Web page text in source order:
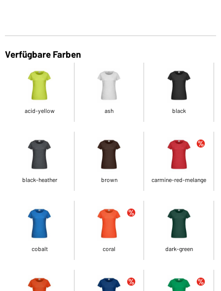
Verfügbare Farben
acid-yellow ash black
black-heather brown carmine-red-melange
cobalt coral dark-green